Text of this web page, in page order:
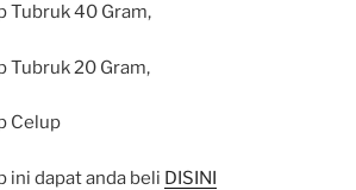
Tubruk 40 Gram,
Tubruk 20 Gram,
Celup
ini dapat anda beli DISINI